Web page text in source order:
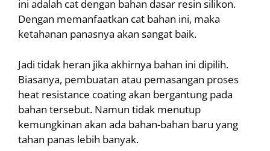
ini adalah cat dengan bahan dasar resin silikon.
Dengan memanfaatkan cat bahan ini, maka
ketahanan panasnya akan sangat baik.
Jadi tidak heran jika akhirnya bahan ini dipilih.
Biasanya, pembuatan atau pemasangan proses
heat resistance coating akan bergantung pada
bahan tersebut. Namun tidak menutup
kemungkinan akan ada bahan-bahan baru yang
tahan panas lebih banyak.